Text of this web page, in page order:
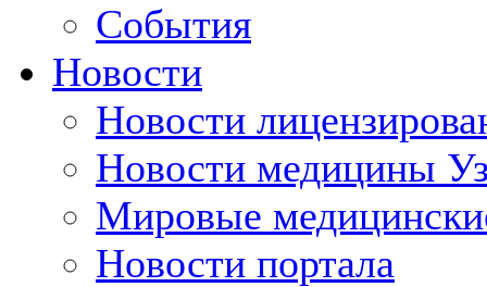
События
Новости
Новости
Новости медицины
Мировые
Новости портала